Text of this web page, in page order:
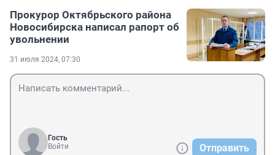
Прокурор Октябрьского района
Новосибирска написал рапорт об
увольнении
31 июля 2024, 07:30
Гость
Войти
Отправить